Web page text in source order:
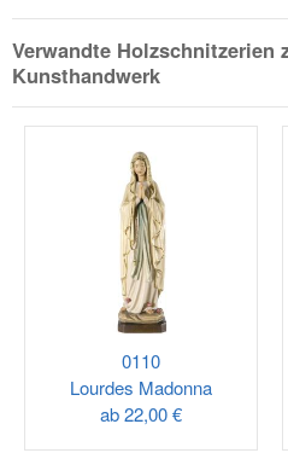
Verwandte Holzschnitzerien
Kunsthandwerk
0110
Lourdes Madonna
ab22,00 €